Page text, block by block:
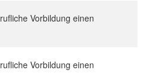
Vorbildung einen
Vorbildung einen